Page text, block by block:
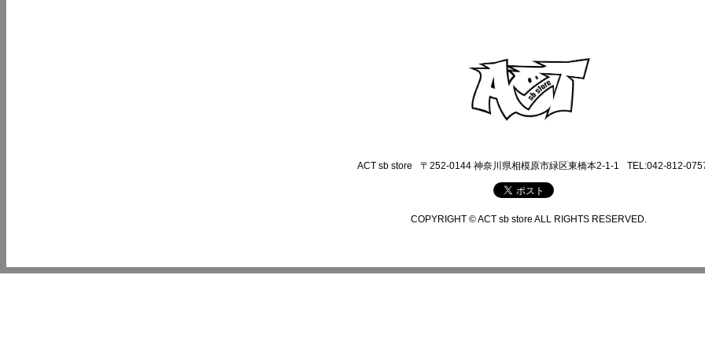
ACT sb store 〒252-0144 神奈川県相模原市緑区東橋本2-1-1 TEL:042-812-
COPYRIGHT © ACT sb store ALL RIGHTS RESERVED.